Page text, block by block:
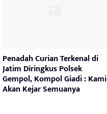
Penadah Curian Terkenal di
Jatim Diringkus Polsek
Gempol, Kompol Giadi : Kami
Akan Kejar Semuanya